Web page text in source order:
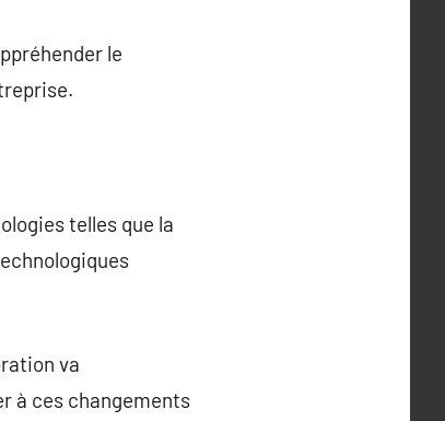
le
telles que la
va
à ces changements